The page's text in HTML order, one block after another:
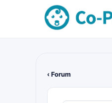
‹ Forum